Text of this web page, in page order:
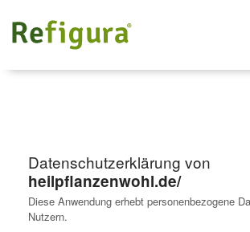
Datenschutzerklärung von
heilpflanzenwohl.de/
Diese Anwendung erhebt personenbezogene
Nutzern.